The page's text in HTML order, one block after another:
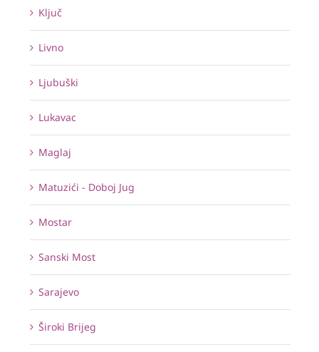
Ključ
Livno
Ljubuški
Lukavac
Maglaj
Matuzići - Doboj Jug
Mostar
Sanski Most
Sarajevo
Široki Brijeg